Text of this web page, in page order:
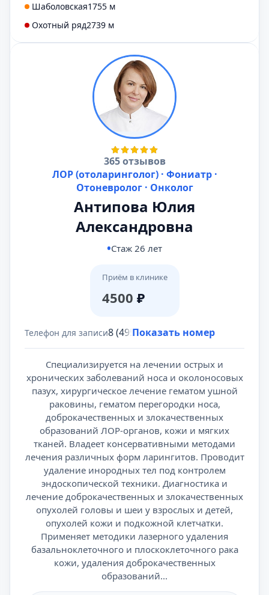
Шаболовская1755 м
Охотный ряд2739 м
365 отзывов
ЛОР (отоларинголог) · Фониатр ·
Отоневролог · Онколог
Антипова Юлия
Александровна
Стаж 26 лет
Приём в клинике
4500 ₽
Телефон для записи8 (495) 431-69-47
Показать номер
Специализируется на лечении острых и
хронических заболеваний носа и околоносовых
пазух, хирургическое лечение гематом ушной
раковины, гематом перегородки носа,
доброкачественных и злокачественных
образований ЛОР-органов, кожи и мягких
тканей. Владеет консервативными методами
лечения различных форм ларингитов. Проводит
удаление инородных тел под контролем
эндоскопической техники. Диагностика и
лечение доброкачественных и злокачественных
опухолей головы и шеи у взрослых и детей,
опухолей кожи и подкожной клетчатки.
Применяет методики лазерного удаления
базальноклеточного и плоскоклеточного рака
кожи, удаления доброкачественных
образований...